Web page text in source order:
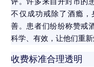
评。许多来自开封市的
不仅成功戒除了酒瘾
善。患者们纷纷称赞戒
科学、有效，让他们重
收费标准合理透明